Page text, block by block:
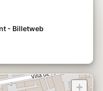
chaude et rageuse
sur scène pour
+